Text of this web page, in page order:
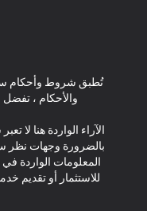
تُطبق شروط وأحكام
والأحكام ، تفضل
الآراء الواردة هنا لا
بالضرورة وجهات نظر
المعلومات الواردة
للاستثمار أو تقديم